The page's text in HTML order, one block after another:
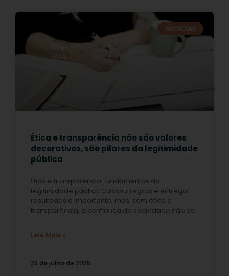
NOTÍCIAS
Ética e transparência não são valores
decorativos, são pilares da legitimidade
pública
Ética e transparência: fundamentos da
legitimidade pública Cumprir regras e entregar
resultados é importante, mas, sem ética e
transparência, a confiança da sociedade não se
Leia Mais »
23 de julho de 2025